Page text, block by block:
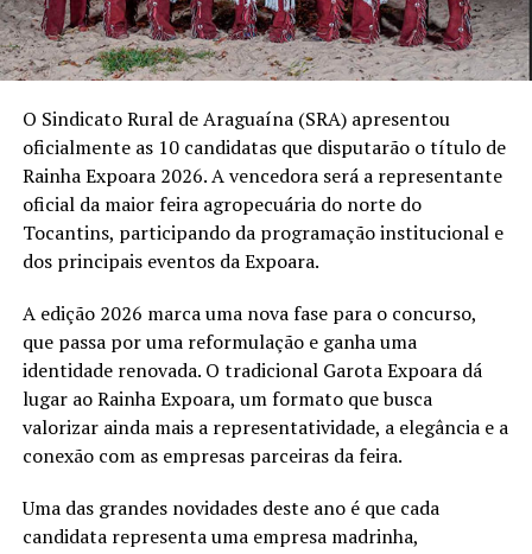
O Sindicato Rural de Araguaína (SRA) apresentou
oficialmente as 10 candidatas que disputarão o título de
Rainha Expoara 2026. A vencedora será a representante
oficial da maior feira agropecuária do norte do
Tocantins, participando da programação institucional e
dos principais eventos da Expoara.
A edição 2026 marca uma nova fase para o concurso,
que passa por uma reformulação e ganha uma
identidade renovada. O tradicional Garota Expoara dá
lugar ao Rainha Expoara, um formato que busca
valorizar ainda mais a representatividade, a elegância e a
conexão com as empresas parceiras da feira.
Uma das grandes novidades deste ano é que cada
candidata representa uma empresa madrinha,